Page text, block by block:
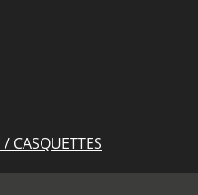
CASQUETTES